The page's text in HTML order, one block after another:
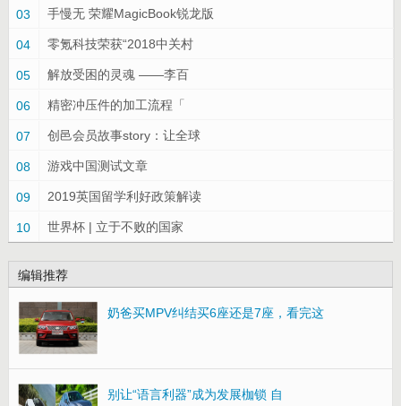
03 手慢无 荣耀MagicBook锐龙版
04 零氪科技荣获“2018中关村
05 解放受困的灵魂 ——李百
06 精密冲压件的加工流程「
07 创邑会员故事story：让全球
08 游戏中国测试文章
09 2019英国留学利好政策解读
10 世界杯 | 立于不败的国家
编辑推荐
奶爸买MPV纠结买6座还是7座，看完这
别让“语言利器”成为发展枷锁 自